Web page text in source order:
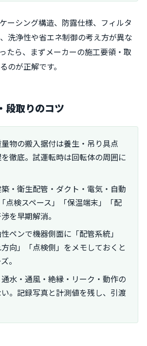
ーシング構造、防露仕様、フィルタ
洗浄性や省エネ制御の考え方が異な
たら、まずメーカーの施工要領・取
のが正解です。
段取りのコツ
物の搬入据付は養生・吊り具点
徹底。試運転時は回転体の周囲に
・衛生配管・ダクト・電気・自動
点検スペース」「保温端末」「配
を早期解消。
ペンで機器側面に「配管系統」
方向」「点検側」をメモしておくと
。
水・通風・絶縁・リーク・動作の
。記録写真と計測値を残し、引渡